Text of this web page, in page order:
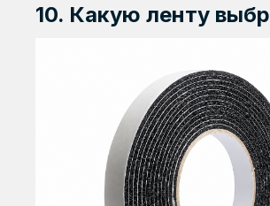
10. Какую ленту